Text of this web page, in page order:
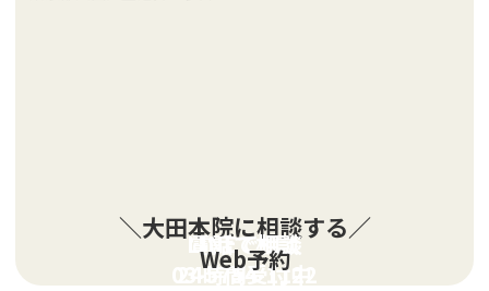
＼大田本院に相談する／
電話で相談
03-5754-1122
LINEで相談
24時間受付中
Web予約